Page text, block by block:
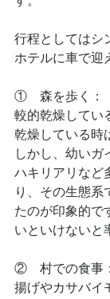
行程としてはシ
ホテルに車で迎
①　森を歩く：
較的乾燥してい
乾燥している時
しかし、幼いガ
ハキリアリなど
り、その生態系
たのが印象的で
いといけないと
②　村での食事
揚げやカサバイ